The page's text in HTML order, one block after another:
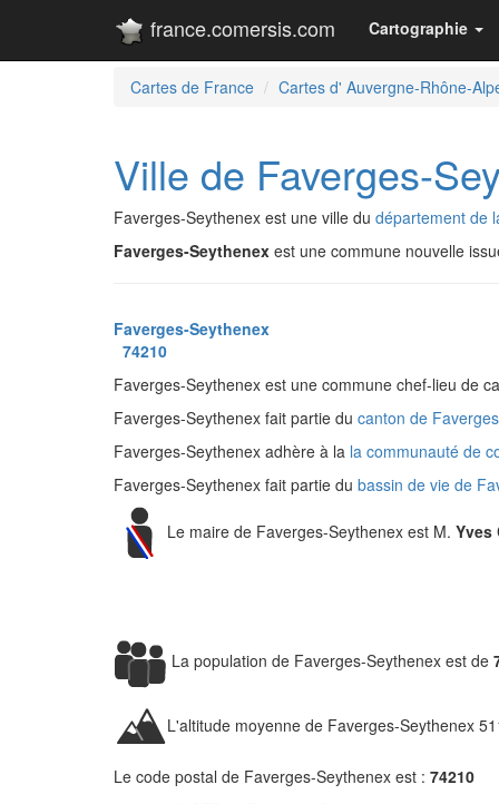
france.comersis.com Cartographie
Cartes de France Cartes d' Auvergne-Rhône-
Ville de Faverges-
Faverges-Seythenex est une ville du département de
Faverges-Seythenex est une commune nouvelle
Faverges-Seythenex
74210
Faverges-Seythenex est une commune chef-lieu de
Faverges-Seythenex fait partie du canton de
Faverges-Seythenex adhère à la la communauté de
Faverges-Seythenex fait partie du bassin de vie de
Le maire de Faverges-Seythenex est M. Yves
La population de Faverges-Seythenex est de
L'altitude moyenne de Faverges-Seythenex
Le code postal de Faverges-Seythenex est : 74210